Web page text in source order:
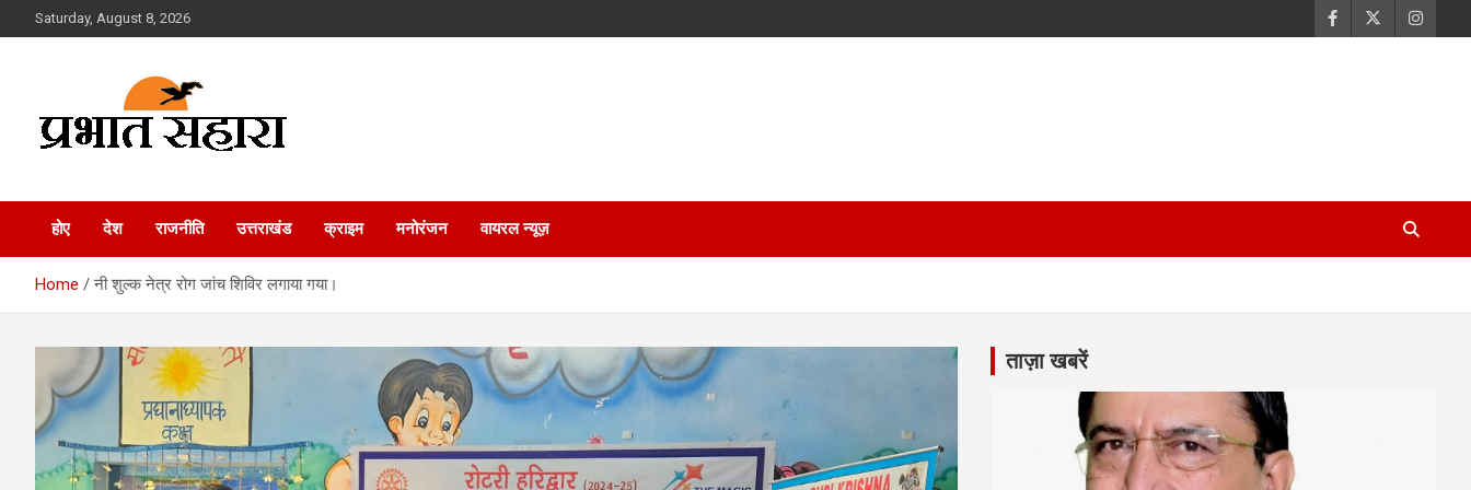
to
Saturday, August 8, 2026
Prabhat Sahara
होए देश राजनीति उत्तराखंड क्राइम मनोरंजन वायरल न्यूज़
Home नी शुल्क नेत्र रोग जांच शिविर लगाया गया।
ताज़ा खबरें